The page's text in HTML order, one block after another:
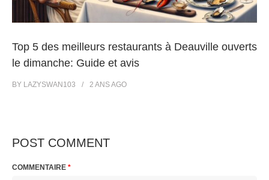
Top 5 des meilleurs restaurants à Deauville ouverts
le dimanche: Guide et avis
BY LAZYSWAN103 2 ANSAGO
POST COMMENT
COMMENTAIRE *